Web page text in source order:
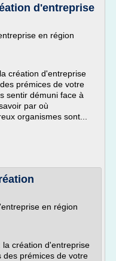
d'entreprise
en région
création d'entreprise
prémices de votre
sentir démuni face à
par où
organismes sont...
en région
la création d'entreprise
des prémices de votre